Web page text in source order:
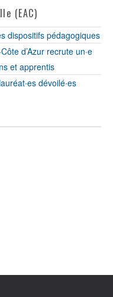
(EAC)
dispositifs pédagogiques
d’Azur recrute un·e
et apprentis
dévoilé∙es